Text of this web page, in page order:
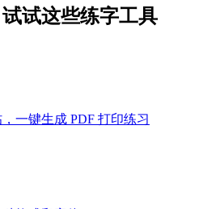
试这些练字工具
一键生成 PDF 打印练习